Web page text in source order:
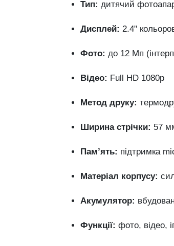
Тип: дитячий
Дисплей: 2.4"
Фото: до 12 Мп
Відео: Full HD 1080p
Метод друку:
Ширина стрічки: 57
Пам’ять: підтримка
Матеріал корпусу:
Акумулятор:
Функції: фото, відео,